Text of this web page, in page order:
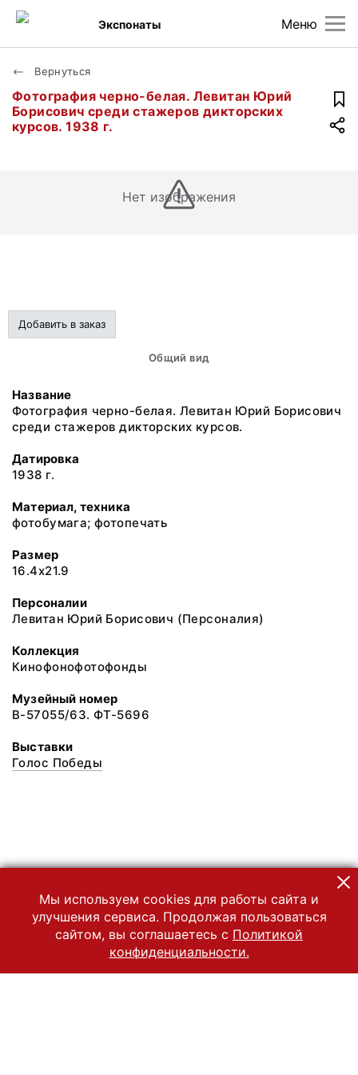
Меню
Экспонаты
Вернуться
Фотография черно-белая. Левитан Юрий
Борисович среди стажеров дикторских
курсов. 1938 г.
Нет изображения
Добавить в заказ
Общий вид
Название
Фотография черно-белая. Левитан Юрий Борисович
среди стажеров дикторских курсов.
Датировка
1938 г.
Материал, техника
фотобумага; фотопечать
Размер
16.4x21.9
Персоналии
Левитан Юрий Борисович (Персоналия)
Коллекция
Кинофонофотофонды
Музейный номер
В-57055/63. ФТ-5696
Выставки
Голос Победы
Мы используем cookies для работы сайта и
улучшения сервиса. Продолжая пользоваться
сайтом, вы соглашаетесь с Политикой
конфиденциальности.